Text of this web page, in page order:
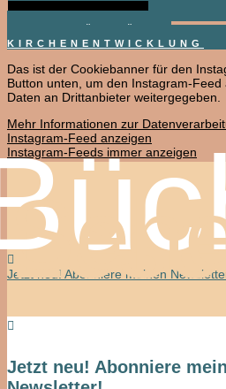
KIRCHENENTWICKLUNG
Das ist der Cookiebanner für den
Button unten, um den Instagram-
Daten an Drittanbieter weitergegeben.
Mehr Informationen zur
Instagram-Feed anzeigen
Instagram-Feeds immer anzeigen

Jetzt neu! Abonniere meinen

Jetzt neu! Abonniere